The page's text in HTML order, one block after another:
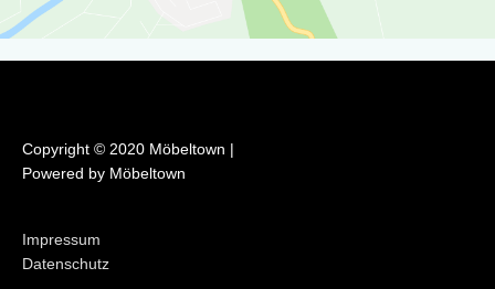
Copyright © 2020 Möbeltown |
Powered by Möbeltown
Impressum
Datenschutz